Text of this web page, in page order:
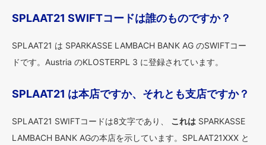
SPLAAT21 SWIFTコードは誰のものですか？
SPLAAT21 は SPARKASSE LAMBACH BANK AG のSWIFTコー
ドです。Austria のKLOSTERPL 3 に登録されています。
SPLAAT21 は本店ですか、それとも支店ですか？
SPLAAT21 SWIFTコードは8文字であり、 これは SPARKASSE
LAMBACH BANK AGの本店を示しています。SPLAAT21XXX と